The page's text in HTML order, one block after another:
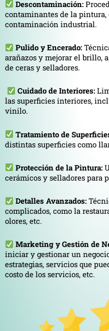
Descontaminación:
contaminantes de la
contaminación industrial.
Pulido y Encerado:
arañazos y mejorar el brillo,
de ceras y selladores.
Cuidado de Interiores:
las superficies interiores,
vinilo.
Tratamiento de
distintas superficies como
Protección de la Pintura:
cerámicos y selladores para
Detalles Avanzados:
complicados, como la
olores, etc.
Marketing y Gestión de
iniciar y gestionar un
estrategias, servicios que
costo de los servicios, etc.